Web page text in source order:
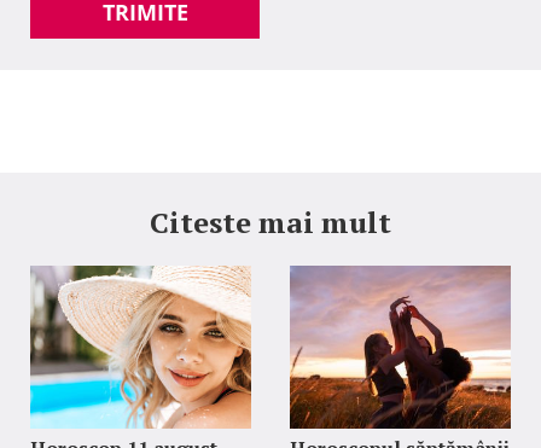
TRIMITE
Citeste mai mult